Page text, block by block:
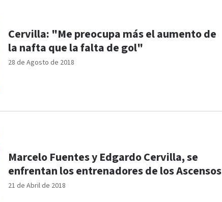
28 de Agosto de 2018
Cervilla: "Me preocupa más el aumento de
la nafta que la falta de gol"
21 de Abril de 2018
Marcelo Fuentes y Edgardo Cervilla, se
enfrentan los entrenadores de los Ascensos